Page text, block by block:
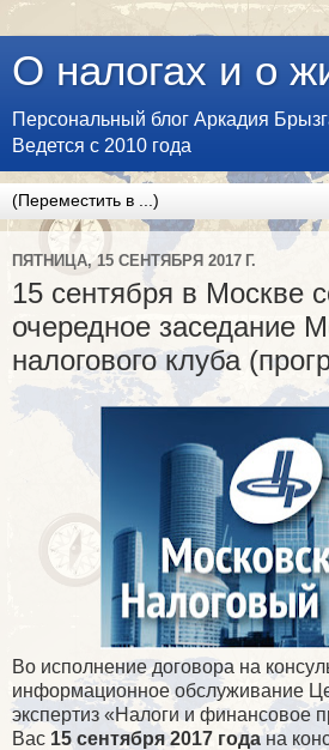
О налогах и о
Персональный блог Аркадия
Ведется с 2010 года
ПЯТНИЦА, 15 СЕНТЯБРЯ 2017 Г.
15 сентября в Москве
очередное заседание
налогового клуба
Во исполнение договора на
информационное обслуживание
экспертиз «Налоги и финансовое
Вас 15 сентября 2017 годана